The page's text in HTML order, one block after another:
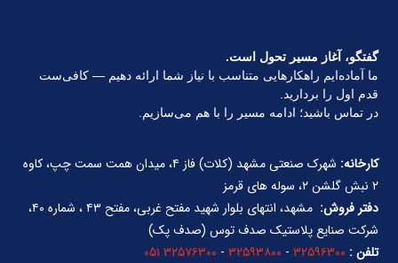
گفتگو، آغاز مسیر تحول است.
ما آماده‌ایم راهکارهایی متناسب با نیاز شما ارائه دهیم — کافی‌ست
قدم اول را بردارید.
در تماس باشید؛ ادامه مسیر را با هم می‌سازیم.
کارخانه:
شهرک صنعتی مشهد (کلات) فاز ۴، میدان همت سمت چپ، کاوه
۲ نبش گلشن ۲، سوله های قرمز
دفتر فروش:
مشهد، انتهای بلوار شهید مفتح غربی، مفتح ۴۳ ، شماره ۴۰،
شرکت صنایع پلاستیک صدف توس (صدف پک)
تلفن : ۳۲۵۹۶۳۰۰ - ۳۲۵۹۳۸۰۰ - ۳۲۵۷۶۳۰۰ ۰۵۱